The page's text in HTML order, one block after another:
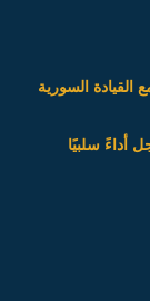
السورية
أداءً سلبيًا